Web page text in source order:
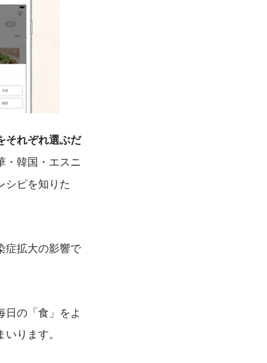
それぞれ選ぶだ
・韓国・エスニ
シピを知りた
症拡大の影響で
の「食」をよ
ります。